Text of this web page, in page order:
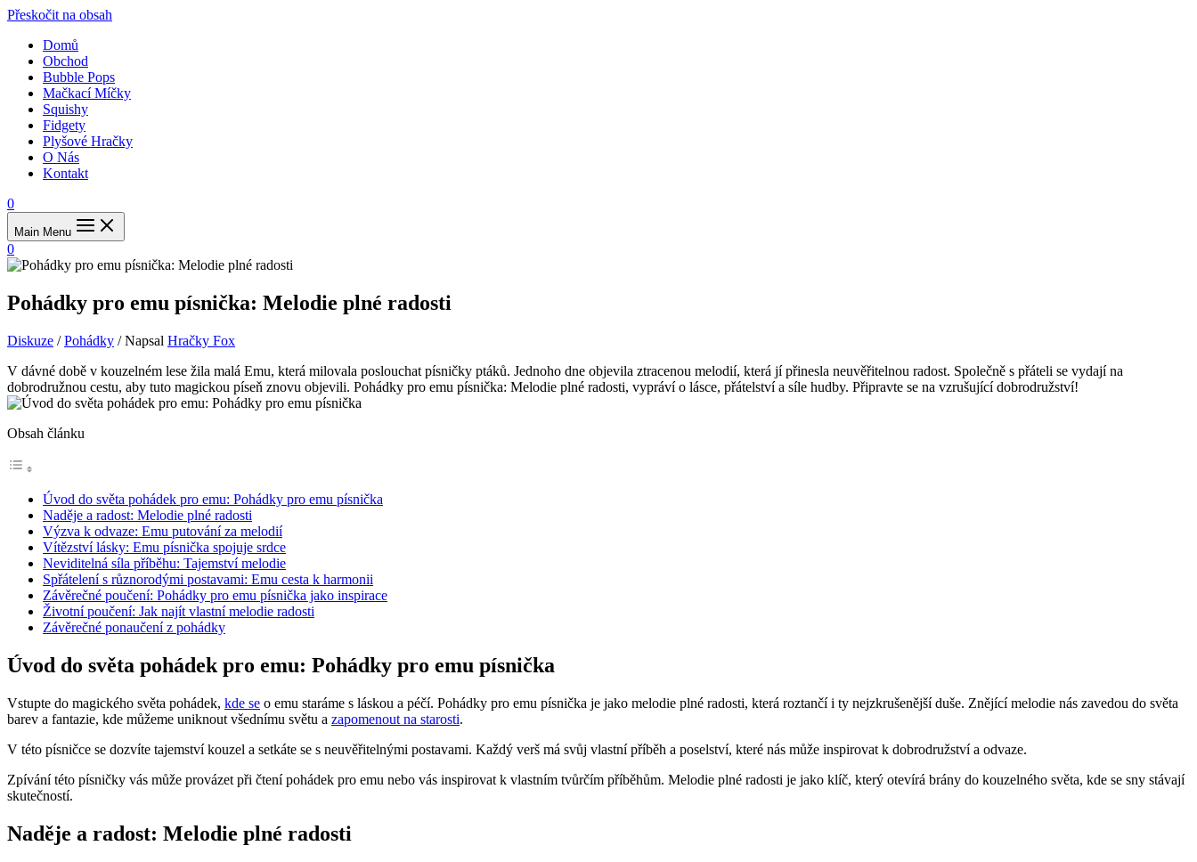
Přeskočit na obsah
Domů
Obchod
Bubble Pops
Mačkací Míčky
Squishy
Fidgety
Plyšové Hračky
O Nás
Kontakt
0
Main Menu
0
Pohádky pro emu písnička: Melodie plné radosti
Diskuze /Pohádky / Napsal Hračky Fox
V dávné době v kouzelném lese žila malá Emu, která milovala poslouchat písničky ptáků. Jednoho dne objevila ztracenou melodií, která jí přinesla neuvěřitelnou radost. Společně s přáteli se vydají na
dobrodružnou cestu, aby tuto magickou píseň znovu objevili. Pohádky pro emu písnička: Melodie plné radosti, vypráví o lásce, přátelství a síle hudby. Připravte se na vzrušující dobrodružství!
Obsah článku
Úvod do světa pohádek pro emu: Pohádky pro emu písnička
Naděje a radost: Melodie plné radosti
Výzva k odvaze: Emu putování za melodií
Vítězství lásky: Emu písnička spojuje srdce
Neviditelná síla příběhu: Tajemství melodie
Spřátelení s různorodými postavami: Emu cesta k harmonii
Závěrečné poučení: Pohádky pro emu písnička jako inspirace
Životní poučení: Jak najít vlastní melodie radosti
Závěrečné ponaučení z pohádky
Úvod do světa pohádek pro emu: Pohádky pro emu písnička
Vstupte do magického světa pohádek, kde se o emu staráme s láskou a péčí. Pohádky pro emu písnička je jako melodie plné radosti, která roztančí i ty nejzkrušenější duše. Znějící melodie nás zavedou do světa
barev a fantazie, kde můžeme uniknout všednímu světu a zapomenout na starosti.
V této písničce se dozvíte tajemství kouzel a setkáte se s neuvěřitelnými postavami. Každý verš má svůj vlastní příběh a poselství, které nás může inspirovat k dobrodružství a odvaze.
Zpívání této písničky vás může provázet při čtení pohádek pro emu nebo vás inspirovat k vlastním tvůrčím příběhům. Melodie plné radosti je jako klíč, který otevírá brány do kouzelného světa, kde se sny stávají
skutečností.
Naděje a radost: Melodie plné radosti